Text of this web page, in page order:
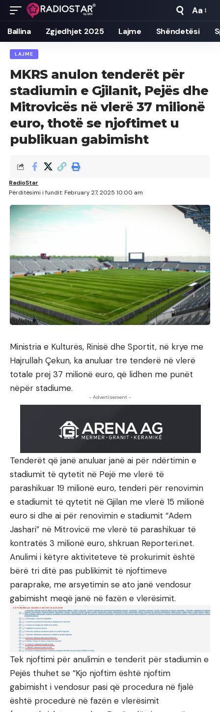
Font
Resizer
Aa
Ballina Zgjedhjet 2025 Lajme Shëndetësi
LAJME
MKRS anulon tenderët për
stadiumin e Gjilanit, Pejës dhe
Mitrovicës në vlerë 37 milionë
euro, thotë se njoftimet u
publikuan gabimisht
Përditësimi i fundit: February 27, 2025 10:00 am
RadioStar
Ministria e Kulturës, Rinisë dhe Sportit, në krye me
Hajrullah Çekun, ka anuluar tre tenderë në vlerë
totale prej 37 milionë euro, që lidhen me punët
nëpër stadiume.
- Advertisement -
Tenderët që janë anuluar janë ai për ndërtimin e
stadiumit të qytetit në Pejë me vlerë të
parashikuar 19 milionë euro, tenderi për renovimin
e stadiumit të qytetit në Gjilan me vlerë 15 milionë
euro si dhe ai për renovimin e stadiumit “Adem
Jashari” në Mitrovicë me vlerë të parashikuar të
kontratës 3 milionë euro, shkruan Reporteri.net.
Anulimi i këtyre aktiviteteve të prokurimit është
bërë tri ditë pas publikimit të njoftimeve
paraprake, me arsyetimin se ato janë vendosur
gabimisht meqë janë në fazën e vlerësimit.
Tek njoftimi për anulimin e tenderit për stadiumin e
Pejës thuhet se “Kjo njoftim është njoftim
gabimisht i vendosur pasi që procedura në fjalë
është procedurë në fazën e vlerësimit